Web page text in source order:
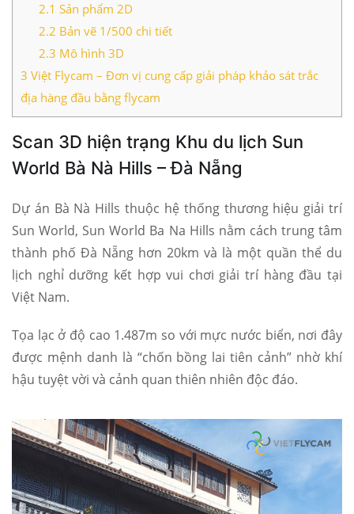
2.1 Sản phẩm 2D
2.2 Bản vẽ 1/500 chi tiết
2.3 Mô hình 3D
3 Việt Flycam – Đơn vị cung cấp giải pháp khảo sát trắc
địa hàng đầu bằng flycam
Scan 3D hiện trạng Khu du lịch Sun
World Bà Nà Hills – Đà Nẵng
Dự án Bà Nà Hills thuộc hệ thống thương hiệu giải trí
Sun World, Sun World Ba Na Hills nằm cách trung tâm
thành phố Đà Nẵng hơn 20km và là một quần thể du
lịch nghỉ dưỡng kết hợp vui chơi giải trí hàng đầu tại
Việt Nam.
Tọa lạc ở độ cao 1.487m so với mực nước biển, nơi đây
được mệnh danh là “chốn bồng lai tiên cảnh” nhờ khí
hậu tuyệt vời và cảnh quan thiên nhiên độc đáo.